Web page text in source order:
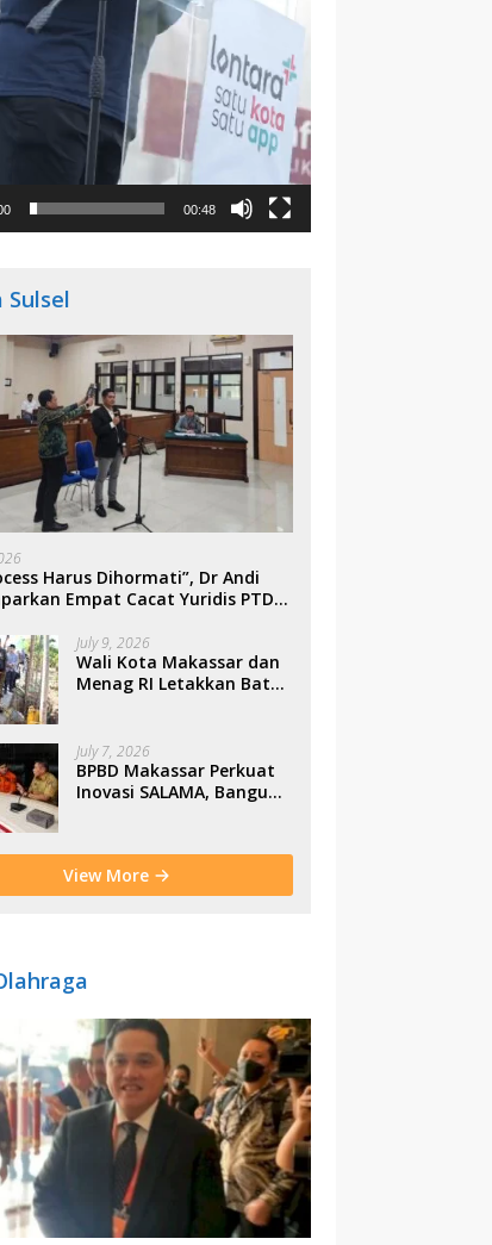
00:48
Sulsel
Harus Dihormati”, Dr Andi
Empat Cacat Yuridis PTDH
July 9, 2026
Wali Kota Makassar dan
Menag RI Letakkan Batu
BTP
July 7, 2026
BPBD Makassar Perkuat
Inovasi SALAMA, Bangun
View More